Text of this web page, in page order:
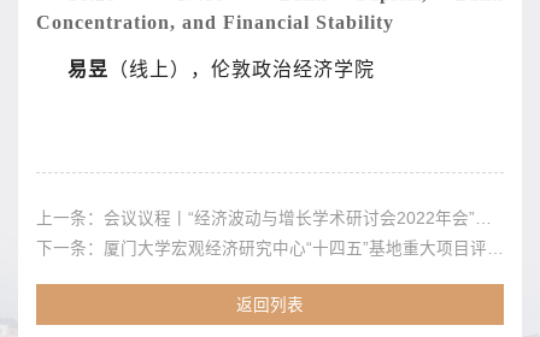
Concentration, and Financial Stability
易昱 （线上），伦敦政治经济学院
上一条： 会议议程丨“经济波动与增长学术研讨会2022年会”本周六开幕
下一条： 厦门大学宏观经济研究中心“十四五”基地重大项目评审结果公示
返回列表